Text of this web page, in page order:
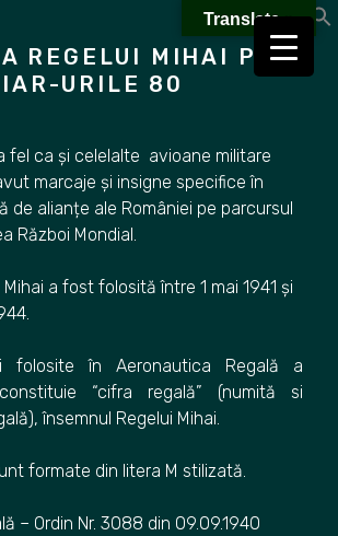
REGELUI MIHAI PE
IAR-URILE 80
fel ca și celelalte avioane militare
marcaje și insigne specifice în
de alianțe ale României pe parcursul
Război Mondial.
a fost folosită între 1 mai 1941 și
folosite în Aeronautica Regală a
“cifra regală” (numită si
însemnul Regelui Mihai.
formate din litera M stilizată.
– Ordin Nr. 3088 din 09.09.1940
Translate »